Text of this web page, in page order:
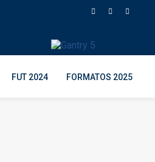
FUT 2024 FORMATOS 2025